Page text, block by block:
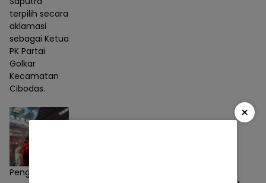
terpilih secara
aklamasi
sebagai Ketua
PK Partai
Golkar
Kecamatan
Cibodas.
Pengambilan
×